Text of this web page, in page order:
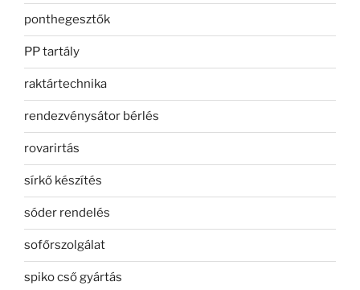
ponthegesztők
PP tartály
raktártechnika
rendezvénysátor bérlés
rovarirtás
sírkő készítés
sóder rendelés
sofőrszolgálat
spiko cső gyártás